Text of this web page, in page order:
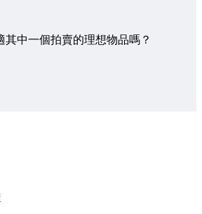
其中一個拍賣的理想物品嗎？